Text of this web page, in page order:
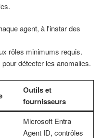
agent, à l'instar des
rôles minimums requis.
détecter les anomalies.
Outils et
fournisseurs
Microsoft Entra
Agent ID, contrôles